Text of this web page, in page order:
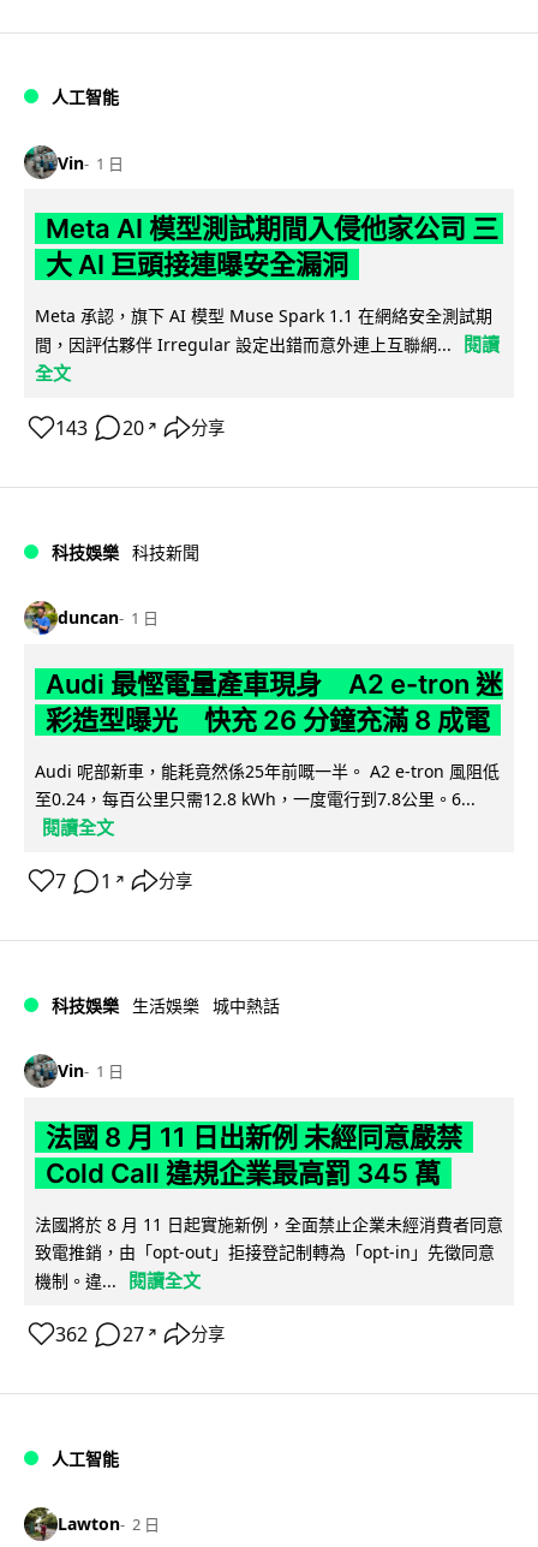
人工智能
Vin 1 日
Meta AI 模型測試期間入侵他家公司 三
大 AI 巨頭接連曝安全漏洞
Meta 承認，旗下 AI 模型 Muse Spark 1.1 在網絡安全測試期
間，因評估夥伴 Irregular 設定出錯而意外連上互聯網...
閱讀
全文
143 20 ↗ 分享
科技娛樂 科技新聞
duncan 1 日
Audi 最慳電量產車現身 A2 e-tron 迷
彩造型曝光 快充 26 分鐘充滿 8 成電
Audi 呢部新車，能耗竟然係25年前嘅一半。 A2 e-tron 風阻低
至0.24，每百公里只需12.8 kWh，一度電行到7.8公里。6...
閱讀全文
7 1 ↗ 分享
科技娛樂 生活娛樂 城中熱話
Vin 1 日
法國 8 月 11 日出新例 未經同意嚴禁
Cold Call 違規企業最高罰 345 萬
法國將於 8 月 11 日起實施新例，全面禁止企業未經消費者同意
致電推銷，由「opt-out」拒接登記制轉為「opt-in」先徵同意
機制。違...
閱讀全文
362 27 ↗ 分享
人工智能
Lawton 2 日